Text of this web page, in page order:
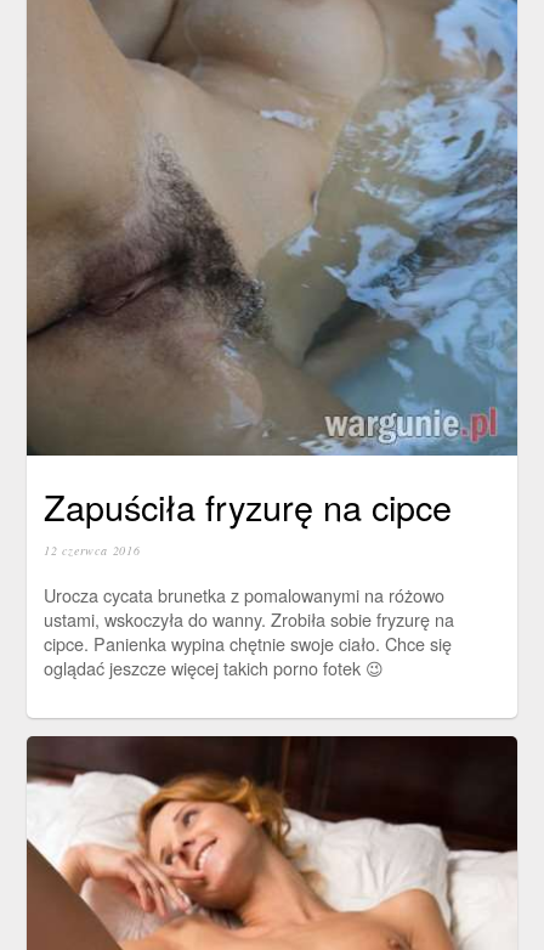
Zapuściła fryzurę na cipce
12 czerwca 2016
Urocza cycata brunetka z pomalowanymi na różowo
ustami, wskoczyła do wanny. Zrobiła sobie fryzurę na
cipce. Panienka wypina chętnie swoje ciało. Chce się
oglądać jeszcze więcej takich porno fotek 😉